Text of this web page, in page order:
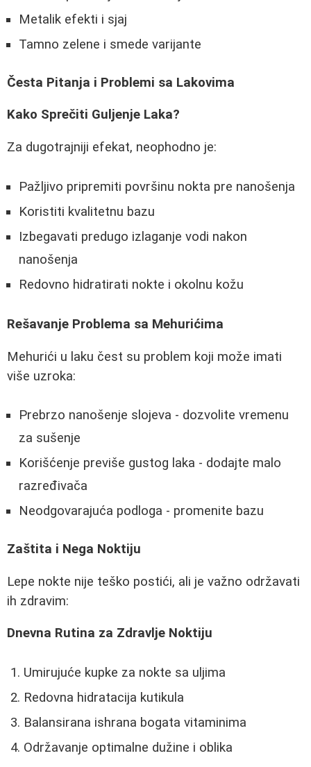
Metalik efekti i sjaj
Tamno zelene i smede varijante
Česta Pitanja i Problemi sa Lakovima
Kako Sprečiti Guljenje Laka?
Za dugotrajniji efekat, neophodno je:
Pažljivo pripremiti površinu nokta pre nanošenja
Koristiti kvalitetnu bazu
Izbegavati predugo izlaganje vodi nakon
nanošenja
Redovno hidratirati nokte i okolnu kožu
Rešavanje Problema sa Mehurićima
Mehurići u laku čest su problem koji može imati
više uzroka:
Prebrzo nanošenje slojeva - dozvolite vremenu
za sušenje
Korišćenje previše gustog laka - dodajte malo
razređivača
Neodgovarajuća podloga - promenite bazu
Zaštita i Nega Noktiju
Lepe nokte nije teško postići, ali je važno održavati
ih zdravim:
Dnevna Rutina za Zdravlje Noktiju
Umirujuće kupke za nokte sa uljima
Redovna hidratacija kutikula
Balansirana ishrana bogata vitaminima
Održavanje optimalne dužine i oblika